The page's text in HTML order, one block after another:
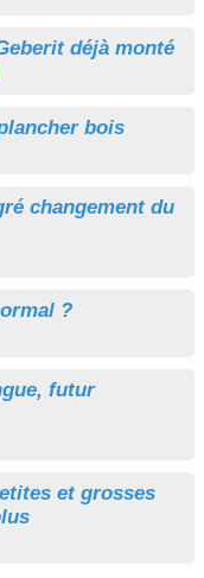
déjà monté
bois
changement du
?
futur
et grosses